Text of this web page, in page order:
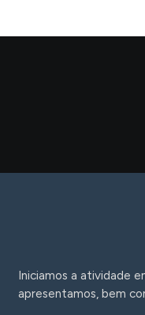
Iniciamos a atividade
apresentamos, bem